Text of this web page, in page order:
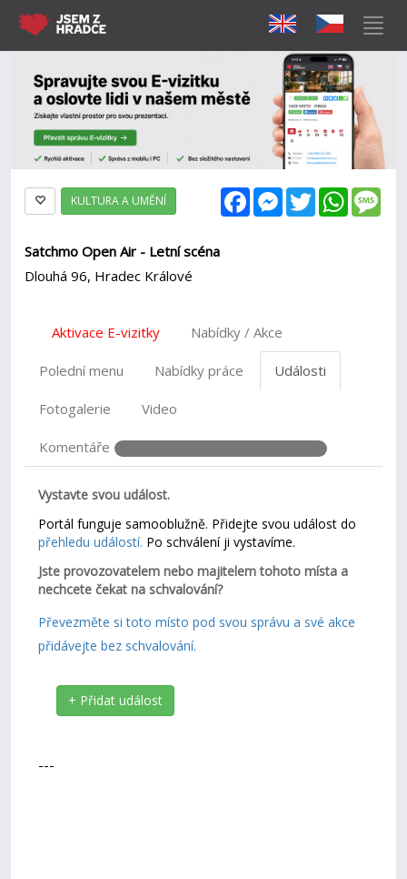
FacebookMessenger
Twitter
KULTURA A UMĚNÍ
Satchmo Open Air - Letní scéna
Dlouhá 96, Hradec Králové
Aktivace E-vizitky Nabídky / Akce
Polední menu Nabídky práce Události
Fotogalerie Video
Komentáře
Vystavte svou událost.
Portál funguje samooblužně. Přidejte svou událost do
přehledu událostí. Po schválení ji vystavíme.
Jste provozovatelem nebo majitelem tohoto místa a
nechcete čekat na schvalování?
Převezměte si toto místo pod svou správu a své akce
přidávejte bez schvalování.
+ Přidat událost
---